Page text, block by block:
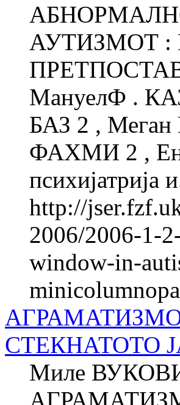
АУТИЗМОТ
МануелФ .
БАЗ 2 ,
ФАХМИ 2 ,
психијатрија
http://
2006/2006-1-
window-in-
СТЕКНАТОТО
Миле